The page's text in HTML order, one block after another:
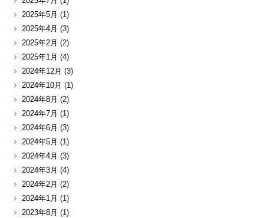
2025年5月 (1)
2025年4月 (3)
2025年2月 (2)
2025年1月 (4)
2024年12月 (3)
2024年10月 (1)
2024年8月 (2)
2024年7月 (1)
2024年6月 (3)
2024年5月 (1)
2024年4月 (3)
2024年3月 (4)
2024年2月 (2)
2024年1月 (1)
2023年8月 (1)